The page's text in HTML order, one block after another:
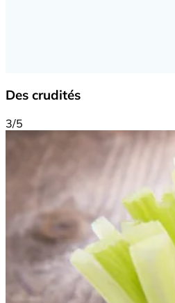
Des crudités
3/5